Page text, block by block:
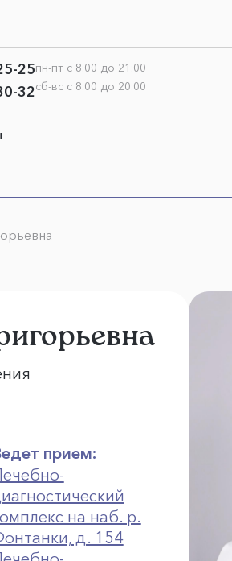
25
32
пн-пт с 8:00 до 21:00
сб-вс с 8:00 до 20:00
прием:
на наб. р.
д. 154